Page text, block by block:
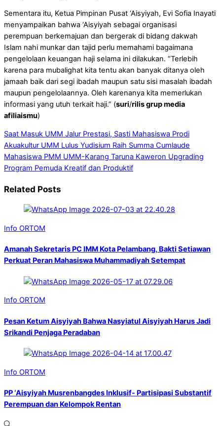
Sementara itu, Ketua Pimpinan Pusat ‘Aisyiyah, Evi Sofia Inayati
menyampaikan bahwa ‘Aisyiyah sebagai organisasi
perempuan berkemajuan dan bergerak di bidang dakwah
Islam nahi munkar dan tajid perlu memahami bagaimana
pengelolaan keuangan haji selama ini dilakukan. “Terlebih
karena para mubalighat kita tentu akan banyak ditanya oleh
jamaah baik dari segi ibadah maupun satu sisi masalah ibadah
maupun pengelolaannya. Oleh karenanya kita memerlukan
informasi yang utuh terkait haji.” (suri/rilis grup media
afiliaismu)
Saat Masuk UMM Jalur Prestasi, Sasti Mahasiswa Prodi
Akuakultur UMM Lulus Yudisium Raih Summa Cumlaude
Mahasiswa PMM UMM-Karang Taruna Kaweron Upgrading
Program Pemuda Kreatif dan Produktif
Related Posts
Info ORTOM
Amanah Sekretaris PC IMM Kota Pelambang, Bakti Setiawan
Perkuat Peran Mahasiswa Muhammadiyah Setempat
Info ORTOM
Pesan Ketum Aisyiyah Bahwa Nasyiatul Aisyiyah Harus Jadi
Srikandi Penjaga Peradaban
Info ORTOM
PP ‘Aisyiyah Musrenbangdes Inklusif- Partisipasi Substantif
Perempuan dan Kelompok Rentan